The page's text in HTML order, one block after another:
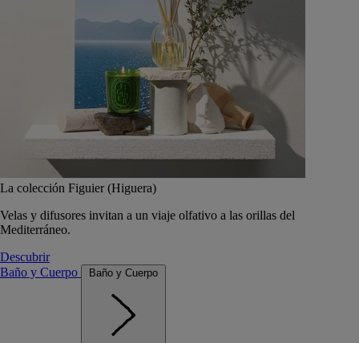
La colección Figuier (Higuera)
Velas y difusores invitan a un viaje olfativo a las orillas del
Mediterráneo.
Descubrir
Baño y Cuerpo
Baño y Cuerpo